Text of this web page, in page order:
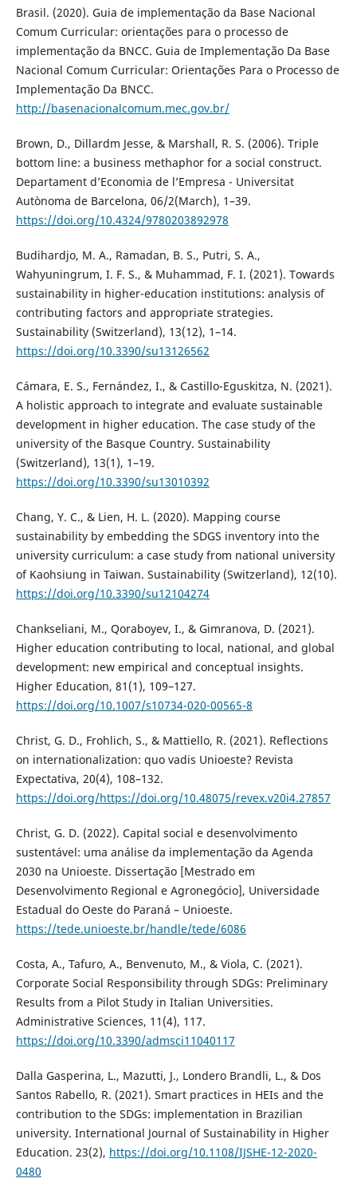
Brasil. (2020). Guia de implementação da Base Nacional
Comum Curricular: orientações para o processo de
implementação da BNCC. Guia de Implementação Da Base
Nacional Comum Curricular: Orientações Para o Processo de
Implementação Da BNCC.
http://basenacionalcomum.mec.gov.br/
Brown, D., Dillardm Jesse, & Marshall, R. S. (2006). Triple
bottom line: a business methaphor for a social construct.
Departament d’Economia de l’Empresa - Universitat
Autònoma de Barcelona, 06/2(March), 1–39.
https://doi.org/10.4324/9780203892978
Budihardjo, M. A., Ramadan, B. S., Putri, S. A.,
Wahyuningrum, I. F. S., & Muhammad, F. I. (2021). Towards
sustainability in higher-education institutions: analysis of
contributing factors and appropriate strategies.
Sustainability (Switzerland), 13(12), 1–14.
https://doi.org/10.3390/su13126562
Cámara, E. S., Fernández, I., & Castillo-Eguskitza, N. (2021).
A holistic approach to integrate and evaluate sustainable
development in higher education. The case study of the
university of the Basque Country. Sustainability
(Switzerland), 13(1), 1–19.
https://doi.org/10.3390/su13010392
Chang, Y. C., & Lien, H. L. (2020). Mapping course
sustainability by embedding the SDGS inventory into the
university curriculum: a case study from national university
of Kaohsiung in Taiwan. Sustainability (Switzerland), 12(10).
https://doi.org/10.3390/su12104274
Chankseliani, M., Qoraboyev, I., & Gimranova, D. (2021).
Higher education contributing to local, national, and global
development: new empirical and conceptual insights.
Higher Education, 81(1), 109–127.
https://doi.org/10.1007/s10734-020-00565-8
Christ, G. D., Frohlich, S., & Mattiello, R. (2021). Reflections
on internationalization: quo vadis Unioeste? Revista
Expectativa, 20(4), 108–132.
https://doi.org/https://doi.org/10.48075/revex.v20i4.27857
Christ, G. D. (2022). Capital social e desenvolvimento
sustentável: uma análise da implementação da Agenda
2030 na Unioeste. Dissertação [Mestrado em
Desenvolvimento Regional e Agronegócio], Universidade
Estadual do Oeste do Paraná – Unioeste.
https://tede.unioeste.br/handle/tede/6086
Costa, A., Tafuro, A., Benvenuto, M., & Viola, C. (2021).
Corporate Social Responsibility through SDGs: Preliminary
Results from a Pilot Study in Italian Universities.
Administrative Sciences, 11(4), 117.
https://doi.org/10.3390/admsci11040117
Dalla Gasperina, L., Mazutti, J., Londero Brandli, L., & Dos
Santos Rabello, R. (2021). Smart practices in HEIs and the
contribution to the SDGs: implementation in Brazilian
university. International Journal of Sustainability in Higher
Education. 23(2), https://doi.org/10.1108/IJSHE-12-2020-
0480